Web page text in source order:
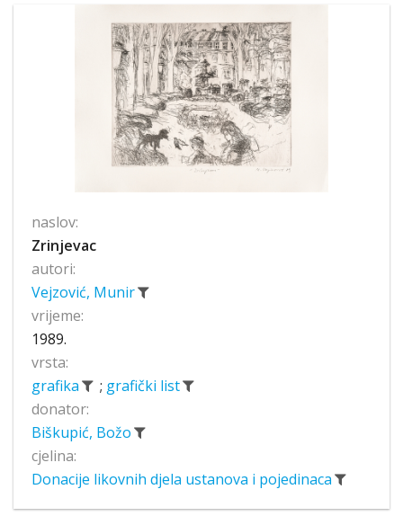
naslov:
Zrinjevac
autori:
Vejzović, Munir
vrijeme:
1989.
vrsta:
grafika
; grafički list
donator:
Biškupić, Božo
cjelina:
Donacije likovnih djela ustanova i pojedinaca